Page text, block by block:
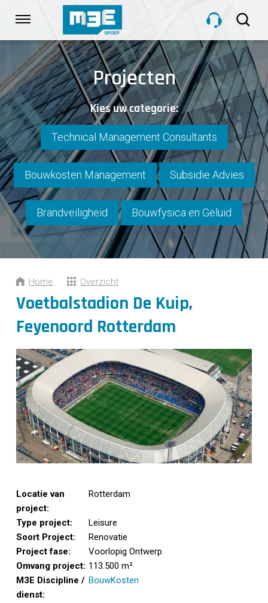
links
Spring
naar
de
inhoud
Spring
naar
navigatie
HOME
DIENSTEN
PROJECTEN
OVER M3E
NIEUWS
CONTACT
Projecten
Kies uw categorie:
Technical Management Consultants
Bouwkosten Management Subsidie Advies
Brandveiligheid Bouwfysica en Geluid
Home Overzicht
Voetbalstadion De Kuip,
Feyenoord Rotterdam
Locatie van
project:
Rotterdam
Type project:
Leisure
Soort Project:
Renovatie
Project fase:
Voorlopig Ontwerp
Omvang project: 113.500 m²
M3E Discipline /
dienst:
BouwKosten